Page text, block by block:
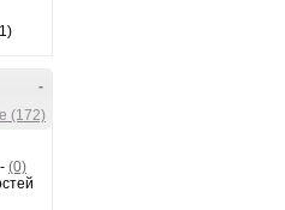
-
(172)
- (0)